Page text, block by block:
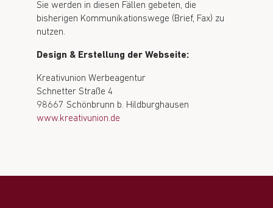
Sie werden in diesen Fällen gebeten, die
bisherigen Kommunikationswege (Brief, Fax) zu
nutzen.
Design & Erstellung der Webseite:
Kreativunion Werbeagentur
Schnetter Straße 4
98667 Schönbrunn b. Hildburghausen
www.kreativunion.de